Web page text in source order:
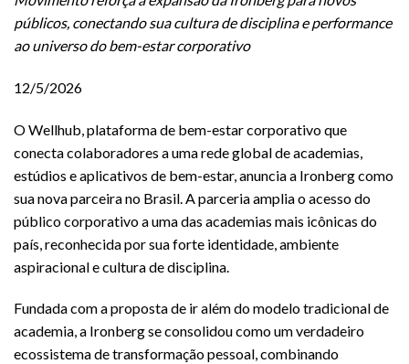
públicos, conectando sua cultura de disciplina e performance
ao universo do bem-estar corporativo
12/5/2026
O Wellhub, plataforma de bem-estar corporativo que
conecta colaboradores a uma rede global de academias,
estúdios e aplicativos de bem-estar, anuncia a Ironberg como
sua nova parceira no Brasil. A parceria amplia o acesso do
público corporativo a uma das academias mais icônicas do
país, reconhecida por sua forte identidade, ambiente
aspiracional e cultura de disciplina.
Fundada com a proposta de ir além do modelo tradicional de
academia, a Ironberg se consolidou como um verdadeiro
ecossistema de transformação pessoal, combinando